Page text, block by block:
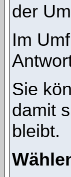
der
Im
Sie
damit
bleibt.